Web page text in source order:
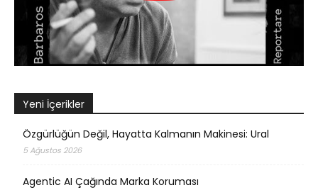
Yeni İçerikler
Özgürlüğün Değil, Hayatta Kalmanın Makinesi: Ural
5 Ağustos 2026
Agentic AI Çağında Marka Koruması